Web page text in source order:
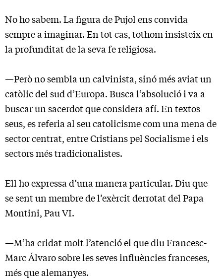
No ho sabem. La figura de Pujol ens convida
sempre a imaginar. En tot cas, tothom insisteix en
la profunditat de la seva fe religiosa.
—Però no sembla un calvinista, sinó més aviat un
catòlic del sud d’Europa. Busca l’absolució i va a
buscar un sacerdot que considera afí. En textos
seus, es referia al seu catolicisme com una mena de
sector centrat, entre Cristians pel Socialisme i els
sectors més tradicionalistes.
Ell ho expressa d’una manera particular. Diu que
se sent un membre de l’exèrcit derrotat del Papa
Montini, Pau VI.
—M’ha cridat molt l’atenció el que diu Francesc-
Marc Álvaro sobre les seves influències franceses,
més que alemanyes.